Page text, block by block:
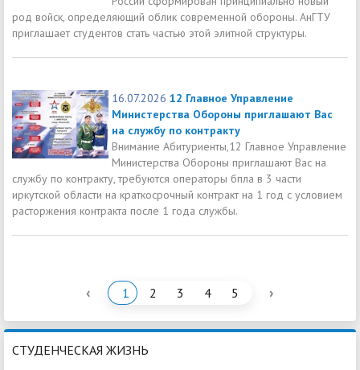
род войск, определяющий облик современной обороны. АнГТУ
приглашает студентов стать частью этой элитной структуры.
16.07.2026 12 Главное Управление
Министерства Обороны приглашают Вас
на службу по контракту
Внимание Абитуриенты,12 Главное Управление
Министерства Обороны приглашают Вас на
службу по контракту, требуются операторы бпла в 3 части
иркутской области на краткосрочный контракт на 1 год с условием
расторжения контракта после 1 года службы.
‹ 1 2 3 4 5 ›
СТУДЕНЧЕСКАЯ ЖИЗНЬ